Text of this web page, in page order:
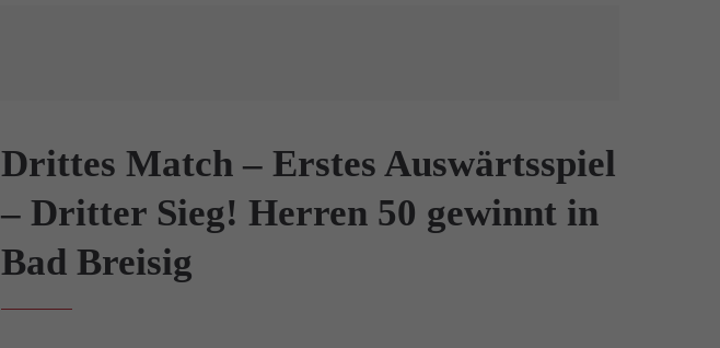
Drittes Match – Erstes Auswärtsspiel
– Dritter Sieg! Herren 50 gewinnt in
Bad Breisig